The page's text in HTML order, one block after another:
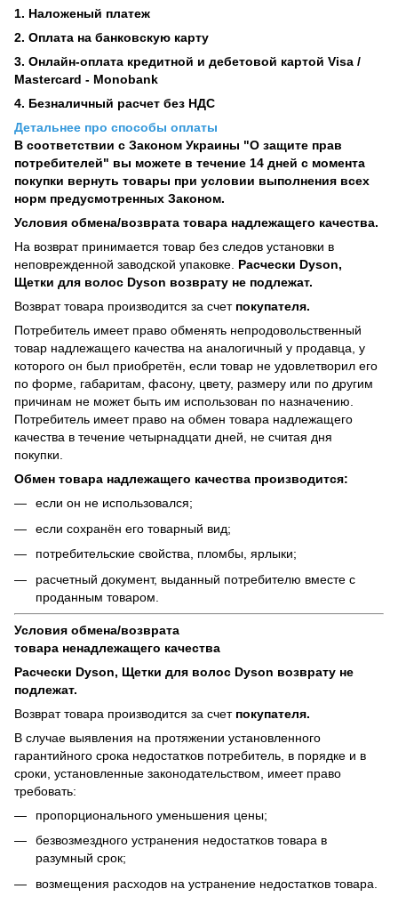
1. Наложеный платеж
2. Оплата на банковскую карту
3. Онлайн-оплата кредитной и дебетовой картой Visa /
Mastercard - Monobank
4. Безналичный расчет без НДС
Детальнее про способы оплаты
В соответствии с Законом Украины "О защите прав
потребителей" вы можете в течение 14 дней с момента
покупки вернуть товары при условии выполнения всех
норм предусмотренных Законом.
Условия обмена/возврата товара надлежащего качества.
На возврат принимается товар без следов установки в
неповрежденной заводской упаковке. Расчески Dyson,
Щетки для волос Dyson возврату не подлежат.
Возврат товара производится за счет покупателя.
Потребитель имеет право обменять непродовольственный
товар надлежащего качества на аналогичный у продавца, у
которого он был приобретён, если товар не удовлетворил его
по форме, габаритам, фасону, цвету, размеру или по другим
причинам не может быть им использован по назначению.
Потребитель имеет право на обмен товара надлежащего
качества в течение четырнадцати дней, не считая дня
покупки.
Обмен товара надлежащего качества производится:
если он не использовался;
если сохранён его товарный вид;
потребительские свойства, пломбы, ярлыки;
расчетный документ, выданный потребителю вместе с
проданным товаром.
Условия обмена/возврата
товара ненадлежащего качества
Расчески Dyson, Щетки для волос Dyson возврату не
подлежат.
Возврат товара производится за счет покупателя.
В случае выявления на протяжении установленного
гарантийного срока недостатков потребитель, в порядке и в
сроки, установленные законодательством, имеет право
требовать:
пропорционального уменьшения цены;
безвозмездного устранения недостатков товара в
разумный срок;
возмещения расходов на устранение недостатков товара.